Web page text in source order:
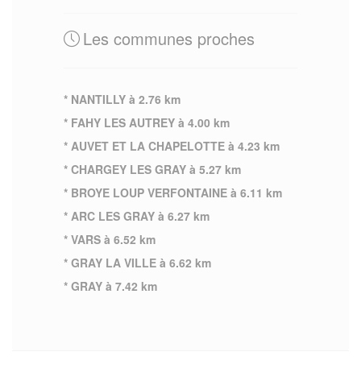
Les communes proches
* NANTILLY à 2.76 km
* FAHY LES AUTREY à 4.00 km
* AUVET ET LA CHAPELOTTE à 4.23 km
* CHARGEY LES GRAY à 5.27 km
* BROYE LOUP VERFONTAINE à 6.11 km
* ARC LES GRAY à 6.27 km
* VARS à 6.52 km
* GRAY LA VILLE à 6.62 km
* GRAY à 7.42 km